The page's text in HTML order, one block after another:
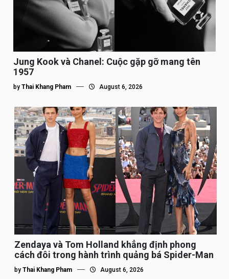
Jung Kook và Chanel: Cuộc gặp gỡ mang tên
1957
by Thai Khang Pham August 6, 2026
Zendaya và Tom Holland khẳng định phong
cách đôi trong hành trình quảng bá Spider-Man
by Thai Khang Pham August 6, 2026